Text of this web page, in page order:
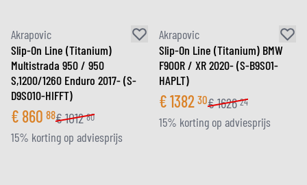
Akrapovic
Slip-On Line (Titanium)
Multistrada 950 / 950
S,1200/1260 Enduro 2017- (S-
D9SO10-HIFFT)
€ 860 88€1012 80
15% korting op adviesprijs
Akrapovic
Slip-On Line (Titanium) BMW
F900R / XR 2020- (S-B9SO1-
HAPLT)
€1382 30€1626 24
15% korting op adviesprijs